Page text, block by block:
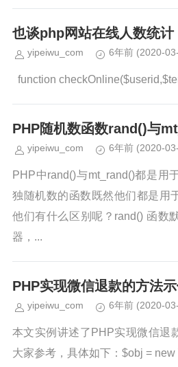
也谈php网站在线人数统计
yipeiwu_com 6年前 (2020-
function
PHP随机数函数rand()与
yipeiwu_com 6年前 (2020-
PHP中rand()与mt_rand()都是用
独随机数的函数既然他们都是用
他们有什么区别呢？rand() 函数
器，...
PHP实现微信退款的方法示
yipeiwu_com 6年前 (2020-
本文实例讲述了PHP实现微信退
大家参考，具体如下：$obj =